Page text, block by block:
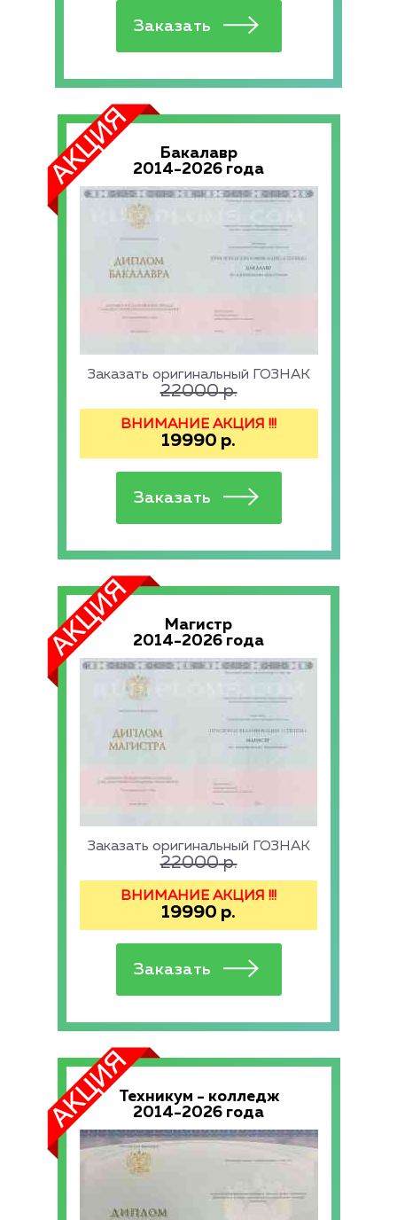
Бакалавр
2014-2026 года
Заказать оригинальный ГОЗНАК
22000р.
ВНИМАНИЕ АКЦИЯ !!!
19990 р.
Магистр
2014-2026 года
Заказать оригинальный ГОЗНАК
22000р.
ВНИМАНИЕ АКЦИЯ !!!
19990 р.
Техникум - колледж
2014-2026 года